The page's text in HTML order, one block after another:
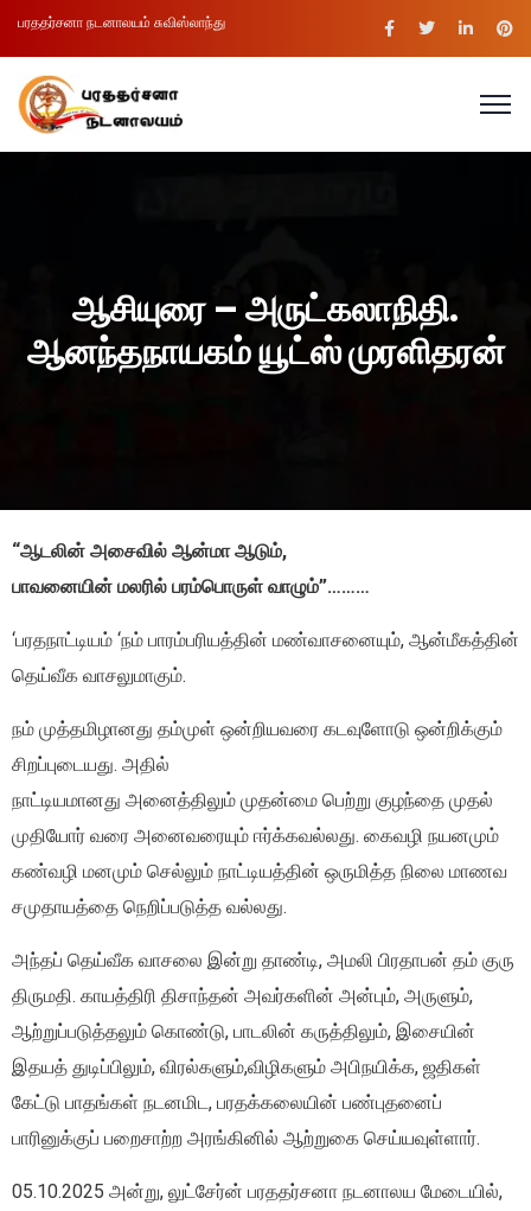
பரததர்சனா நடனாலயம் சுவிஸ்லாந்து
ஆசியுரை – அருட்கலாநிதி.
ஆனந்தநாயகம் யூட்ஸ் முரளிதரன்
“ஆடலின் அசைவில் ஆன்மா ஆடும்,
பாவனையின் மலரில் பரம்பொருள் வாழும்”………
‘பரதநாட்டியம் ‘நம் பாரம்பரியத்தின் மண்வாசனையும், ஆன்மீகத்தின்
தெய்வீக வாசலுமாகும்.
நம் முத்தமிழானது தம்முள் ஒன்றியவரை கடவுளோடு ஒன்றிக்கும்
சிறப்புடையது. அதில்
நாட்டியமானது அனைத்திலும் முதன்மை பெற்று குழந்தை முதல்
முதியோர் வரை அனைவரையும் ஈர்க்கவல்லது. கைவழி நயனமும்
கண்வழி மனமும் செல்லும் நாட்டியத்தின் ஒருமித்த நிலை மாணவ
சமுதாயத்தை நெறிப்படுத்த வல்லது.
அந்தப் தெய்வீக வாசலை இன்று தாண்டி, அமலி பிரதாபன் தம் குரு
திருமதி. காயத்திரி திசாந்தன் அவர்களின் அன்பும், அருளும்,
ஆற்றுப்படுத்தலும் கொண்டு, பாடலின் கருத்திலும், இசையின்
இதயத் துடிப்பிலும், விரல்களும்,விழிகளும் அபிநயிக்க, ஜதிகள்
கேட்டு பாதங்கள் நடனமிட, பரதக்கலையின் பண்புதனைப்
பாரினுக்குப் பறைசாற்ற அரங்கினில் ஆற்றுகை செய்யவுள்ளார்.
05.10.2025 அன்று, லுட்சேர்ன் பரததர்சனா நடனாலய மேடையில்,